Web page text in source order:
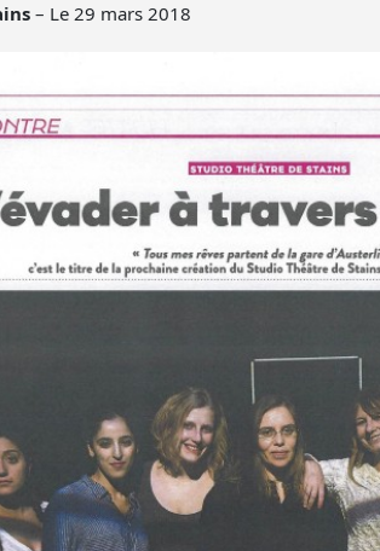
– Le 29 mars 2018